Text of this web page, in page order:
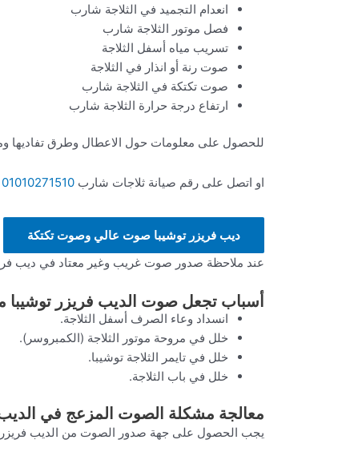
انعدام التجميد في الثلاجة شارب
فصل موتور الثلاجة شارب
تسريب مياه أسفل الثلاجة
صوت رنة أو انذار في الثلاجة
صوت تكتكة في الثلاجة شارب
ارتفاع درجة حرارة الثلاجة شارب
للحصول على معلومات حول الاعطال وطرق تفاديها
او اتصل على رقم صيانة ثلاجات شارب 01010271510
ديب فريزر توشيبا صوت عالي وصوت تكتكة
عند ملاحظة صدور صوت غريب وغير معتاد في ديب
أسباب تجعل صوت الديب فريزر توشيبا
انسداد وعاء الصرف أسفل الثلاجة.
خلل في مروحة موتور الثلاجة (الكمبروسر).
خلل في تايمر الثلاجة توشيبا.
خلل في باب الثلاجة.
معالجة مشكلة الصوت المزعج في
يجب الحصول على جهة صدور الصوت من الديب